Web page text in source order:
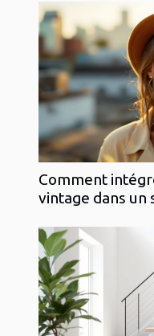
Comment
vintage dans un